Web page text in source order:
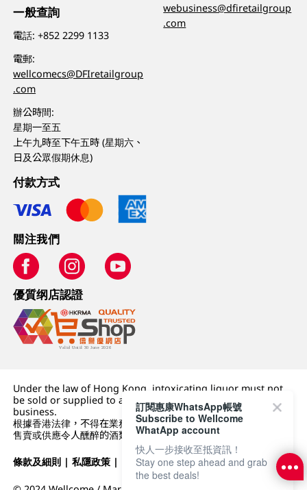
一般查詢
電話:+852 2299 1133
電郵:
wellcomecs@DFIretailgroup
.com
辦公時間:
星期一至五
上午九時至下午五時 (星期六、
日及公眾假期休息)
webusiness@dfiretailgroup
.com
付款方式
關注我們
優質纲店認證
Under the law of Hong Kong, intoxicating liquor must not
be sold or supplied to a minor (under 18) in the course of
business.
根據香港法律，不得在業務過程中，向未成年人 (18 歲以下人士)
售賣或供應令人醺醉的酒類。
條款及細則 |私隱政策 | DFI零售集團
訂閱惠康WhatsApp帳號
Subscribe to Wellcome
WhatApp account
快人一步接收至抵資訊！
Stay one step ahead and grab
the best deals!